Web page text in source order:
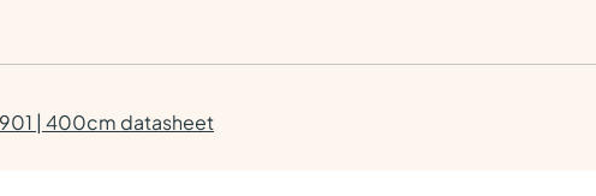
| 400cm datasheet